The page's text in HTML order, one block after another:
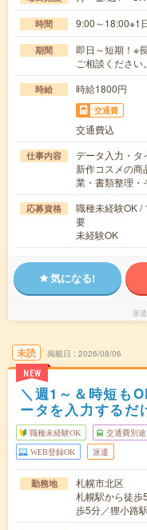
時間 9:00～18:00※1
期間
即日～短期！※
ご相談ください。
時給 時給1800円
交通費
交通費込
仕事内容
データ入力・タ
新作コスメの商
業・書類整理
応募資格
職種未経験OK /
要
未経験OK
気になる!
派
未読
NEW
掲載日 2026/08/06
＼週1～＆時短も
ータを入力するだ
職種未経験OK 交通費別途
WEB登録OK 派遣
勤務地
札幌市北区
札幌駅から徒歩
歩5分／狸小路